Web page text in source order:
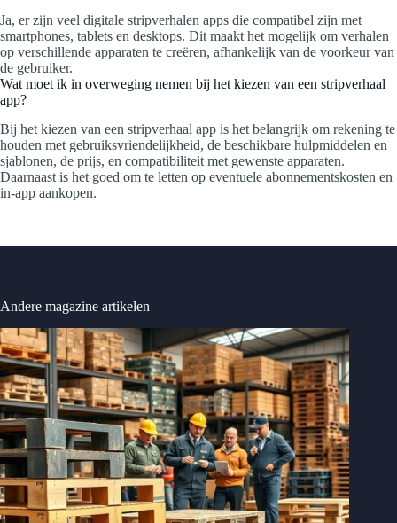
Ja, er zijn veel digitale stripverhalen apps die compatibel zijn met
smartphones, tablets en desktops. Dit maakt het mogelijk om verhalen
op verschillende apparaten te creëren, afhankelijk van de voorkeur van
de gebruiker.
Wat moet ik in overweging nemen bij het kiezen van een stripverhaal
app?
Bij het kiezen van een stripverhaal app is het belangrijk om rekening te
houden met gebruiksvriendelijkheid, de beschikbare hulpmiddelen en
sjablonen, de prijs, en compatibiliteit met gewenste apparaten.
Daarnaast is het goed om te letten op eventuele abonnementskosten en
in-app aankopen.
Andere magazine artikelen